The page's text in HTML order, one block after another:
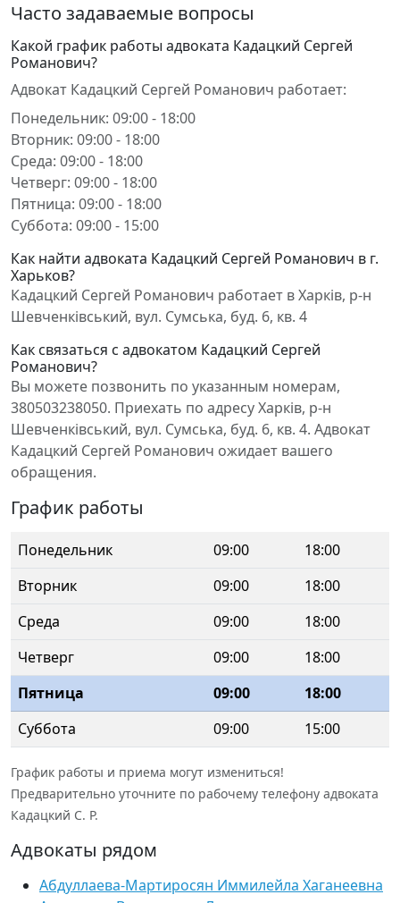
Часто задаваемые вопросы
Какой график работы адвоката Кадацкий Сергей
Романович?
Адвокат Кадацкий Сергей Романович работает:
Понедельник: 09:00 - 18:00
Вторник: 09:00 - 18:00
Среда: 09:00 - 18:00
Четверг: 09:00 - 18:00
Пятница: 09:00 - 18:00
Суббота: 09:00 - 15:00
Как найти адвоката Кадацкий Сергей Романович в г.
Харьков?
Кадацкий Сергей Романович работает в Харків, р-н
Шевченківський, вул. Сумська, буд. 6, кв. 4
Как связаться с адвокатом Кадацкий Сергей
Романович?
Вы можете позвонить по указанным номерам,
380503238050. Приехать по адресу Харків, р-н
Шевченківський, вул. Сумська, буд. 6, кв. 4. Адвокат
Кадацкий Сергей Романович ожидает вашего
обращения.
График работы
Понедельник 09:00
18:00
Вторник
09:00
18:00
Среда
09:00
18:00
Четверг
09:00
18:00
Пятница
09:00
18:00
Суббота
09:00 15:00
График работы и приема могут измениться!
Предварительно уточните по рабочему телефону адвоката
Кадацкий С. Р.
Адвокаты рядом
Абдуллаева-Мартиросян Иммилейла Хаганеевна